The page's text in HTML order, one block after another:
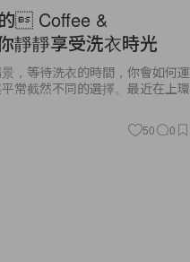
 Coffee &
靜靜享受洗衣時光
，等待洗衣的時間，你會如何運
常截然不同的選擇。最近在上環
50 0